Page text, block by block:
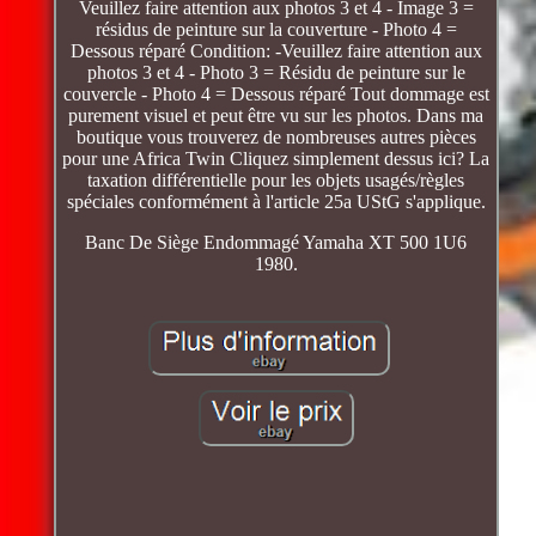
Veuillez faire attention aux photos 3 et 4 - Image 3 =
résidus de peinture sur la couverture - Photo 4 =
Dessous réparé Condition: -Veuillez faire attention aux
photos 3 et 4 - Photo 3 = Résidu de peinture sur le
couvercle - Photo 4 = Dessous réparé Tout dommage est
purement visuel et peut être vu sur les photos. Dans ma
boutique vous trouverez de nombreuses autres pièces
pour une Africa Twin Cliquez simplement dessus ici? La
taxation différentielle pour les objets usagés/règles
spéciales conformément à l'article 25a UStG s'applique.
Banc De Siège Endommagé Yamaha XT 500 1U6
1980.